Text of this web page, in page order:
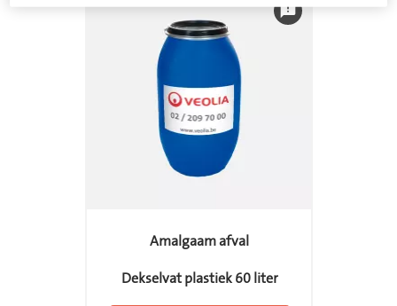
feedback
Amalgaam afval
Dekselvat plastiek 60 liter